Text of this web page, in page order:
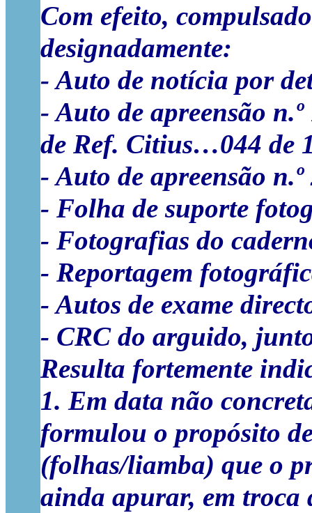
Com efeito,
designadamente:
- Auto de notícia por
- Auto de apreensão
de Ref. Citius…044 de
- Auto de apreensão
- Folha de suporte
- Fotografias do
- Reportagem
- Autos de exame
- CRC do arguido,
Resulta fortemente
1. Em data não
formulou o propósito
(folhas/liamba) que o
ainda apurar, em troca